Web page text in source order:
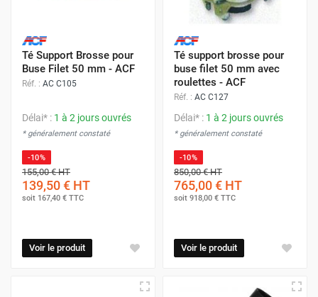
Té Support Brosse pour
Buse Filet 50 mm - ACF
Réf. : AC C105
Délai* : 1 à 2 jours ouvrés
* généralement constaté
-10%
155,00 €HT
139,50 € HT
soit 167,40 € TTC
Voir le produit
Té support brosse pour
buse filet 50 mm avec
roulettes - ACF
Réf. : AC C127
Délai* : 1 à 2 jours ouvrés
* généralement constaté
-10%
850,00 €HT
765,00 € HT
soit 918,00 € TTC
Voir le produit